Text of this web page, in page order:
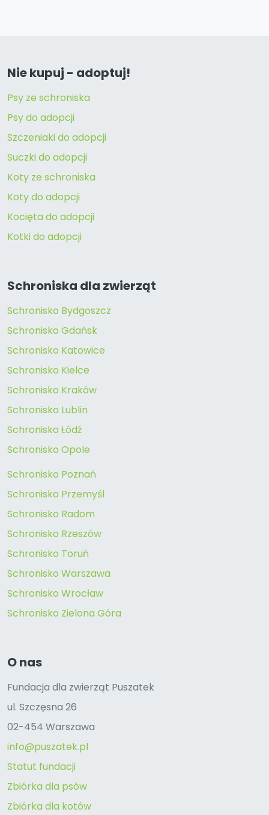
Nie kupuj - adoptuj!
Psy ze schroniska
Psy do adopcji
Szczeniaki do adopcji
Suczki do adopcji
Koty ze schroniska
Koty do adopcji
Kocięta do adopcji
Kotki do adopcji
Schroniska dla zwierząt
Schronisko Bydgoszcz
Schronisko Gdańsk
Schronisko Katowice
Schronisko Kielce
Schronisko Kraków
Schronisko Lublin
Schronisko Łódź
Schronisko Opole
Schronisko Poznań
Schronisko Przemyśl
Schronisko Radom
Schronisko Rzeszów
Schronisko Toruń
Schronisko Warszawa
Schronisko Wrocław
Schronisko Zielona Góra
O nas
Fundacja dla zwierząt Puszatek
ul. Szczęsna 26
02-454 Warszawa
info@puszatek.pl
Statut fundacji
Zbiórka dla psów
Zbiórka dla kotów